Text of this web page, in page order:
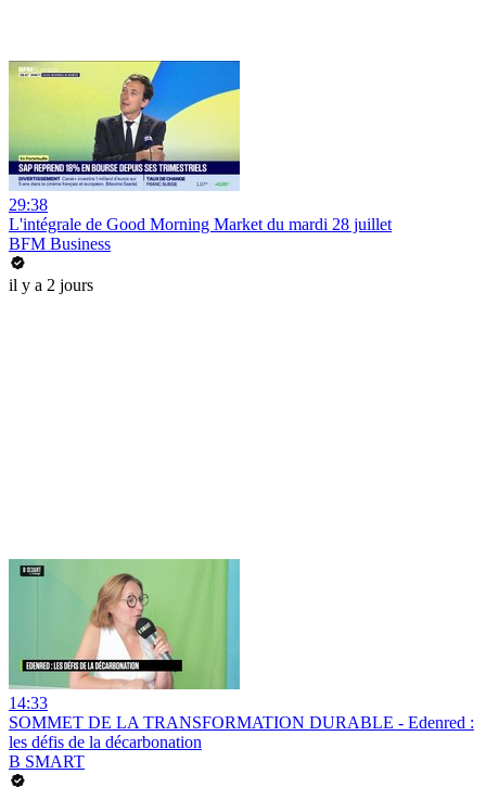
29:38
L'intégrale de Good Morning Market du mardi 28 juillet
BFM Business
il y a 2 jours
14:33
SOMMET DE LA TRANSFORMATION DURABLE - Edenred :
les défis de la décarbonation
B SMART